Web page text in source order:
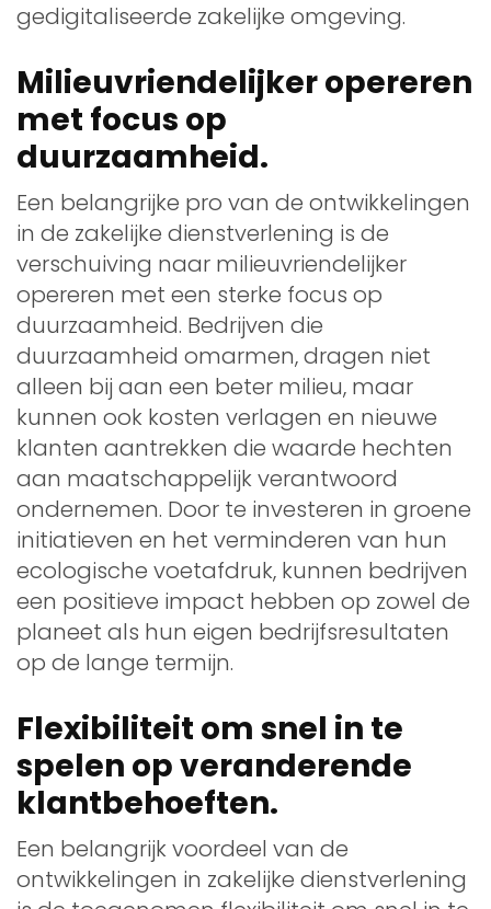
gedigitaliseerde zakelijke omgeving.
Milieuvriendelijker opereren
met focus op
duurzaamheid.
Een belangrijke pro van de ontwikkelingen
in de zakelijke dienstverlening is de
verschuiving naar milieuvriendelijker
opereren met een sterke focus op
duurzaamheid. Bedrijven die
duurzaamheid omarmen, dragen niet
alleen bij aan een beter milieu, maar
kunnen ook kosten verlagen en nieuwe
klanten aantrekken die waarde hechten
aan maatschappelijk verantwoord
ondernemen. Door te investeren in groene
initiatieven en het verminderen van hun
ecologische voetafdruk, kunnen bedrijven
een positieve impact hebben op zowel de
planeet als hun eigen bedrijfsresultaten
op de lange termijn.
Flexibiliteit om snel in te
spelen op veranderende
klantbehoeften.
Een belangrijk voordeel van de
ontwikkelingen in zakelijke dienstverlening